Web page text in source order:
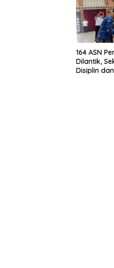
164 ASN
Dilantik,
Disiplin